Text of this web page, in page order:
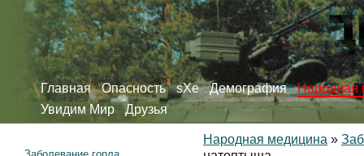
Главная Опасность sXe Демография
Народная
Увидим Мир
Друзья
Народная медицина »